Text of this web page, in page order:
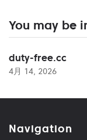
You may be
duty-free.cc
4月 14, 2026
Navigation